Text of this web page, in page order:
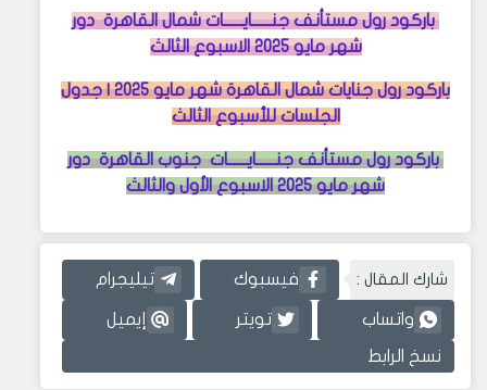
باركود رول مستأنف جنــــــايــــــات شمال القاهرة دور
شهر مايو 2025 الاسبوع الثالث
باركود رول جنايات شمال القاهرة شهر مايو 2025 | جدول
الجلسات للأسبوع الثالث
باركود رول مستأنف جنــــــايــــــات جنوب القاهرة دور
شهر مايو 2025 الاسبوع الأول والثالث
شارك المقال : فيسبوك تيليجرام
واتساب تويتر إيميل
نسخ الرابط